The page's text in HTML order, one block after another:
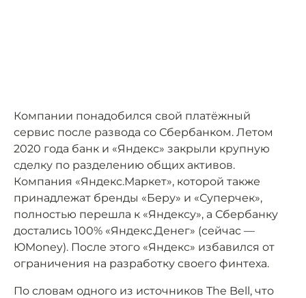
Компании понадобился свой платёжный
сервис после развода со Сбербанком. Летом
2020 года банк и «Яндекс» закрыли крупную
сделку по разделению общих активов.
Компания «Яндекс.Маркет», которой также
принадлежат бренды «Беру» и «Суперчек»,
полностью перешла к «Яндексу», а Сбербанку
достались 100% «Яндекс.Денег» (сейчас —
ЮMoney). После этого «Яндекс» избавился от
ограничения на разработку своего финтеха.
По словам одного из источников The Bell, что